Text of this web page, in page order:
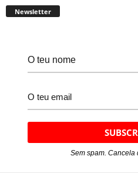
Newsletter
Sem spam. Cancela